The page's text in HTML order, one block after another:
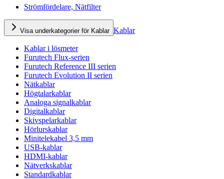
Strömfördelare, Nätfilter
Visa underkategorier för Kablar Kablar
Kablar i lösmeter
Furutech Flux-serien
Furutech Reference III serien
Furutech Evolution II serien
Nätkablar
Högtalarkablar
Analoga signalkablar
Digitalkablar
Skivspelarkablar
Hörlurskablar
Minitelekabel 3,5 mm
USB-kablar
HDMI-kablar
Nätverkskablar
Standardkablar